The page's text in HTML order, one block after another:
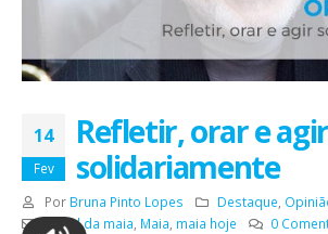
14
Fev
Refletir, orar e agir
solidariamente
Por Bruna Pinto Lopes Destaque,
jornal da maia, Maia, maia hoje 0